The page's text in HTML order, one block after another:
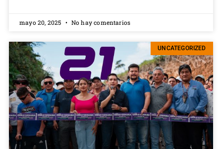
mayo 20, 2025 No hay comentarios
UNCATEGORIZED